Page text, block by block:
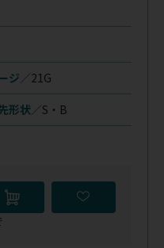
ジ／21G
形状／S・B